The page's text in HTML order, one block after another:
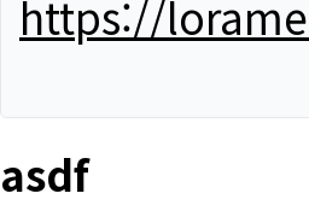
https://
asdf